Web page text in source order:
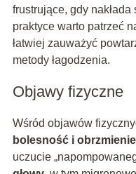
frustrujące, gdy
praktyce warto patrzeć
łatwiej zauważyć
metody łagodzenia.
Objawy fizyczne
Wśród objawów
bolesność i
uczucie